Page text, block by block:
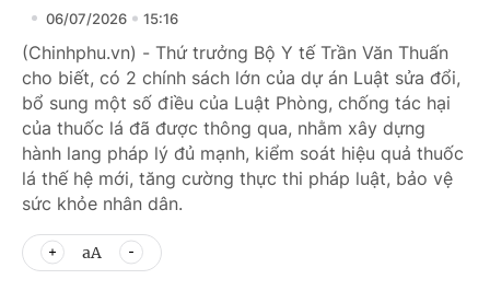
06/07/2026 15:16
(Chinhphu.vn) - Thứ trưởng Bộ Y tế Trần Văn Thuấn
cho biết, có 2 chính sách lớn của dự án Luật sửa đổi,
bổ sung một số điều của Luật Phòng, chống tác hại
của thuốc lá đã được thông qua, nhằm xây dựng
hành lang pháp lý đủ mạnh, kiểm soát hiệu quả thuốc
lá thế hệ mới, tăng cường thực thi pháp luật, bảo vệ
sức khỏe nhân dân.
aA